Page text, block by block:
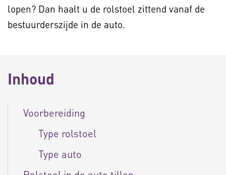
lopen? Dan haalt u de rolstoel zittend vanaf de
bestuurderszijde in de auto.
Inhoud
Voorbereiding
Type rolstoel
Type auto